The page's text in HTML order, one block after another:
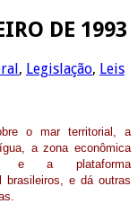
DE 1993
, Legislação, Leis
o mar territorial, a
a zona econômica
e a plataforma
brasileiros, e dá outras